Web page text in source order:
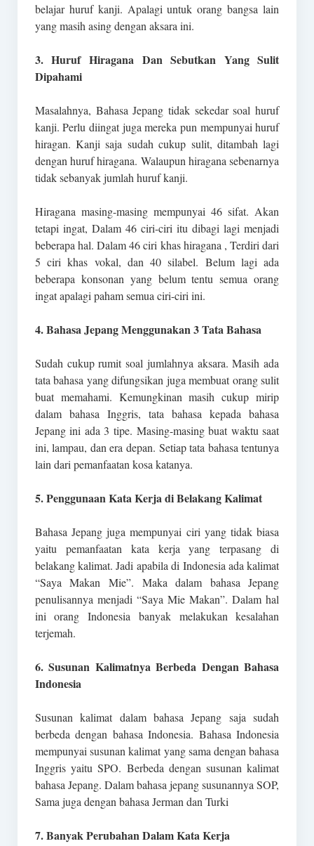
belajar huruf kanji. Apalagi untuk orang bangsa lain
yang masih asing dengan aksara ini.
3. Huruf Hiragana Dan Sebutkan Yang Sulit
Dipahami
Masalahnya, Bahasa Jepang tidak sekedar soal huruf
kanji. Perlu diingat juga mereka pun mempunyai huruf
hiragan. Kanji saja sudah cukup sulit, ditambah lagi
dengan huruf hiragana. Walaupun hiragana sebenarnya
tidak sebanyak jumlah huruf kanji.
Hiragana masing-masing mempunyai 46 sifat. Akan
tetapi ingat, Dalam 46 ciri-ciri itu dibagi lagi menjadi
beberapa hal. Dalam 46 ciri khas hiragana , Terdiri dari
5 ciri khas vokal, dan 40 silabel. Belum lagi ada
beberapa konsonan yang belum tentu semua orang
ingat apalagi paham semua ciri-ciri ini.
4. Bahasa Jepang Menggunakan 3 Tata Bahasa
Sudah cukup rumit soal jumlahnya aksara. Masih ada
tata bahasa yang difungsikan juga membuat orang sulit
buat memahami. Kemungkinan masih cukup mirip
dalam bahasa Inggris, tata bahasa kepada bahasa
Jepang ini ada 3 tipe. Masing-masing buat waktu saat
ini, lampau, dan era depan. Setiap tata bahasa tentunya
lain dari pemanfaatan kosa katanya.
5. Penggunaan Kata Kerja di Belakang Kalimat
Bahasa Jepang juga mempunyai ciri yang tidak biasa
yaitu pemanfaatan kata kerja yang terpasang di
belakang kalimat. Jadi apabila di Indonesia ada kalimat
“Saya Makan Mie”. Maka dalam bahasa Jepang
penulisannya menjadi “Saya Mie Makan”. Dalam hal
ini orang Indonesia banyak melakukan kesalahan
terjemah.
6. Susunan Kalimatnya Berbeda Dengan Bahasa
Indonesia
Susunan kalimat dalam bahasa Jepang saja sudah
berbeda dengan bahasa Indonesia. Bahasa Indonesia
mempunyai susunan kalimat yang sama dengan bahasa
Inggris yaitu SPO. Berbeda dengan susunan kalimat
bahasa Jepang. Dalam bahasa jepang susunannya SOP,
Sama juga dengan bahasa Jerman dan Turki
7. Banyak Perubahan Dalam Kata Kerja